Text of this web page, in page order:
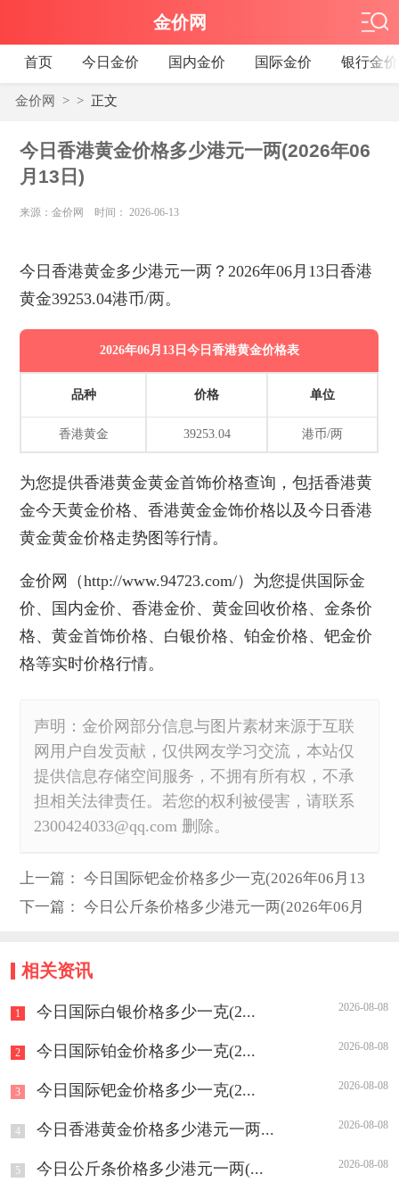
金价网
首页 今日金价 国内金价 国际金价 银行金价
金价网 > > 正文
今日香港黄金价格多少港元一两(2026年06
月13日)
来源：金价网 时间： 2026-06-13
今日香港黄金多少港元一两？2026年06月13日香港
黄金39253.04港币/两。
2026年06月13日今日香港黄金价格表
品种 价格 单位
香港黄金 39253.04 港币/两
为您提供香港黄金黄金首饰价格查询，包括香港黄
金今天黄金价格、香港黄金金饰价格以及今日香港
黄金黄金价格走势图等行情。
金价网
（http://www.94723.com/）为您提供国际金
价、国内金价、香港金价、黄金回收价格、金条价
格、黄金首饰价格、白银价格、铂金价格、钯金价
格等实时价格行情。
声明：金价网部分信息与图片素材来源于互联
网用户自发贡献，仅供网友学习交流，本站仅
提供信息存储空间服务，不拥有所有权，不承
担相关法律责任。若您的权利被侵害，请联系
2300424033@qq.com 删除。
上一篇：今日国际钯金价格多少一克(2026年06月13
日)
下一篇：今日公斤条价格多少港元一两(2026年06月
相关资讯
1 今日国际白银价格多少一克(2... 2026-08-08
2 今日国际铂金价格多少一克(2... 2026-08-08
3 今日国际钯金价格多少一克(2... 2026-08-08
4 今日香港黄金价格多少港元一两... 2026-08-08
5 今日公斤条价格多少港元一两(... 2026-08-08